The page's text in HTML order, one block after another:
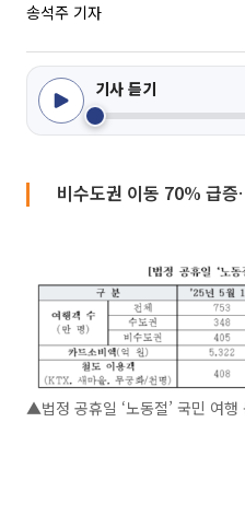
송석주 기자
기사 듣기
비수도권 이동 70% 급
▲법정 공휴일 ‘노동절’ 국민 여